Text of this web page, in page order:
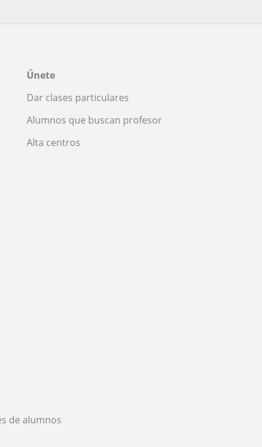
Únete
Dar clases particulares
Alumnos que buscan profesor
Alta centros
de alumnos